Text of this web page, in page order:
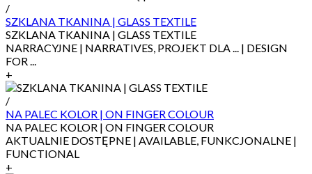
/
SZKLANA TKANINA | GLASS TEXTILE
SZKLANA TKANINA | GLASS TEXTILE
NARRACYJNE | NARRATIVES, PROJEKT DLA ... | DESIGN
FOR ...
+
/
NA PALEC KOLOR | ON FINGER COLOUR
NA PALEC KOLOR | ON FINGER COLOUR
AKTUALNIE DOSTĘPNE | AVAILABLE, FUNKCJONALNE |
FUNCTIONAL
+